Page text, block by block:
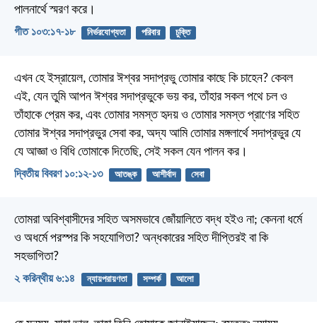
পালনার্থে স্মরণ করে।
গীত ১০৩:১৭-১৮ নির্ভরযোগ্যতা পরিবার চুক্তি
এখন হে ইস্রায়েল, তোমার ঈশ্বর সদাপ্রভু তোমার কাছে কি চাহেন? কেবল
এই, যেন তুমি আপন ঈশ্বর সদাপ্রভুকে ভয় কর, তাঁহার সকল পথে চল ও
তাঁহাকে প্রেম কর, এবং তোমার সমস্ত হৃদয় ও তোমার সমস্ত প্রাণের সহিত
তোমার ঈশ্বর সদাপ্রভুর সেবা কর, অদ্য আমি তোমার মঙ্গলার্থে সদাপ্রভুর যে
যে আজ্ঞা ও বিধি তোমাকে দিতেছি, সেই সকল যেন পালন কর।
দ্বিতীয় বিবরণ ১০:১২-১৩ আতঙ্ক আশীর্বাদ সেবা
তোমরা অবিশ্বাসীদের সহিত অসমভাবে জোঁয়ালিতে বদ্ধ হইও না; কেননা ধর্মে
ও অধর্মে পরস্পর কি সহযোগিতা? অন্ধকারের সহিত দীপ্তিরই বা কি
সহভাগিতা?
২ করিন্থীয় ৬:১৪ ন্যায়পরায়ণতা সম্পর্ক আলো